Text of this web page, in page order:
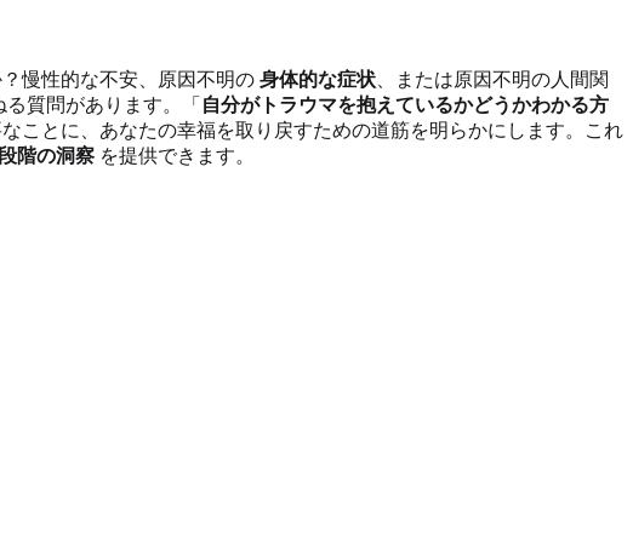
慢性的な不安、原因不明の 身体的な症状 、または原因不明の人間関
質問があります。「 自分がトラウマを抱えているかどうかわかる方
ことに、あなたの幸福を取り戻すための道筋を明らかにします。これ
階の洞察 を提供できます。